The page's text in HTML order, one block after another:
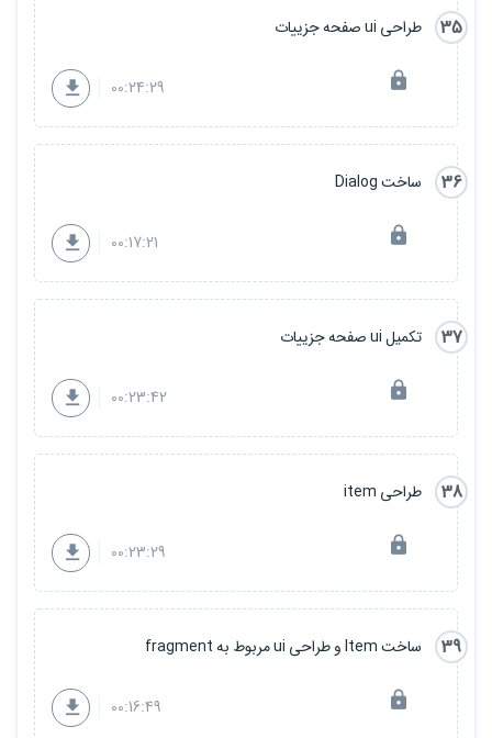
35 طراحی ui صفحه جزییات
00:24:29
36 ساخت Dialog
00:17:21
37 تکمیل ui صفحه جزییات
00:23:42
38 طراحی item
00:23:29
39 ساخت Item و طراحی ui مربوط به fragment
00:16:49